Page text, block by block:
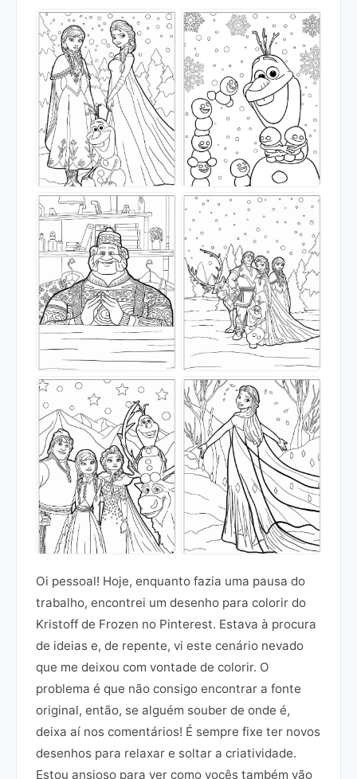
Oi pessoal! Hoje, enquanto fazia uma pausa do
trabalho, encontrei um desenho para colorir do
Kristoff de Frozen no Pinterest. Estava à procura
de ideias e, de repente, vi este cenário nevado
que me deixou com vontade de colorir. O
problema é que não consigo encontrar a fonte
original, então, se alguém souber de onde é,
deixa aí nos comentários! É sempre fixe ter novos
desenhos para relaxar e soltar a criatividade.
Estou ansioso para ver como vocês também vão